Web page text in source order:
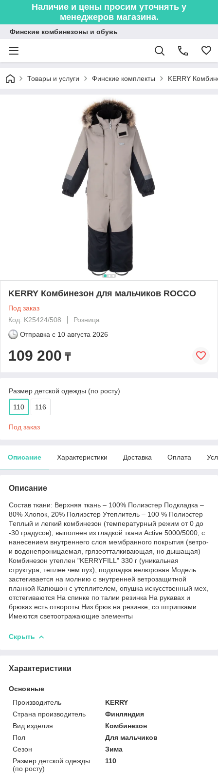
Наличие и цены просим уточнять у
менеджеров магазина.
Финские комбинезоны и обувь
Товары и услуги Финские комплекты KERRY
KERRY Комбинезон для мальчиков ROCCO
Под заказ
Код: K25424/508
Розница
Отправка с 10 августа 2026
109 200 ₸
Размер детской одежды (по росту)
110 116
Под заказ
Описание Характеристики Доставка Оплата
Описание
Состав ткани: Верхняя ткань – 100% Полиэстер Подкладка –
80% Хлопок, 20% Полиэстер Утеплитель – 100 % Полиэстер
Теплый и легкий комбинезон (температурный режим от 0 до
-30 градусов), выполнен из гладкой ткани Active 5000/5000, с
нанесением внутреннего слоя мембранного покрытия (ветро-
и водонепроницаемая, грязеотталкивающая, но дышащая)
Комбинезон утеплен "KERRYFILL" 330 г (уникальная
структура, теплее чем пух), подкладка велюровая Модель
застегивается на молнию с внутренней ветрозащитной
планкой Капюшон с утеплителем, опушка искусственный мех,
отстегиваются На спинке по талии резинка На рукавах и
брюках есть отвороты Низ брюк на резинке, со штрипками
Имеются светоотражающие элементы
Скрыть
Характеристики
Основные
Производитель
KERRY
Страна производитель
Финляндия
Вид изделия
Комбинезон
Пол
Для мальчиков
Сезон
Зима
Размер детской одежды
(по росту)
110